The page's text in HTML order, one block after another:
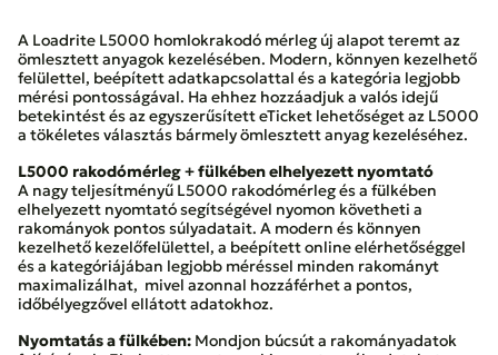
A Loadrite L5000 homlokrakodó mérleg új alapot teremt az
ömlesztett anyagok kezelésében. Modern, könnyen kezelhető
felülettel, beépített adatkapcsolattal és a kategória legjobb
mérési pontosságával. Ha ehhez hozzáadjuk a valós idejű
betekintést és az egyszerűsített eTicket lehetőséget az L5000
a tökéletes választás bármely ömlesztett anyag kezeléséhez.
L5000 rakodómérleg + fülkében elhelyezett nyomtató
A nagy teljesítményű L5000 rakodómérleg és a fülkében
elhelyezett nyomtató segítségével nyomon követheti a
rakományok pontos súlyadatait. A modern és könnyen
kezelhető kezelőfelülettel, a beépített online elérhetőséggel
és a kategóriájában legjobb méréssel minden rakományt
maximalizálhat, mivel azonnal hozzáférhet a pontos,
időbélyegzővel ellátott adatokhoz.
Nyomtatás a fülkében: Mondjon búcsút a rakományadatok